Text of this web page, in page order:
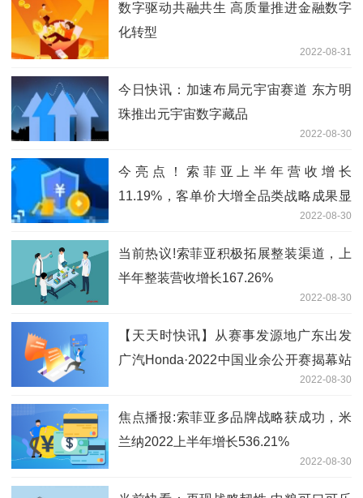
数字驱动共融共生 高质量推进金融数字
化转型
2022-08-31
今日快讯：加速布局元宇宙赛道 东方明
珠推出元宇宙数字藏品
2022-08-30
今亮点！索菲亚上半年营收增长
11.19%，客单价大增全品类战略成果显
2022-08-30
当前热议!索菲亚积极拓展整装渠道，上
半年整装营收增长167.26%
2022-08-30
【天天时快讯】从赛事发源地广东出发
广汽Honda·2022中国业余公开赛揭幕站
2022-08-30
焦点播报:索菲亚多品牌战略获成功，米
兰纳2022上半年增长536.21%
2022-08-30